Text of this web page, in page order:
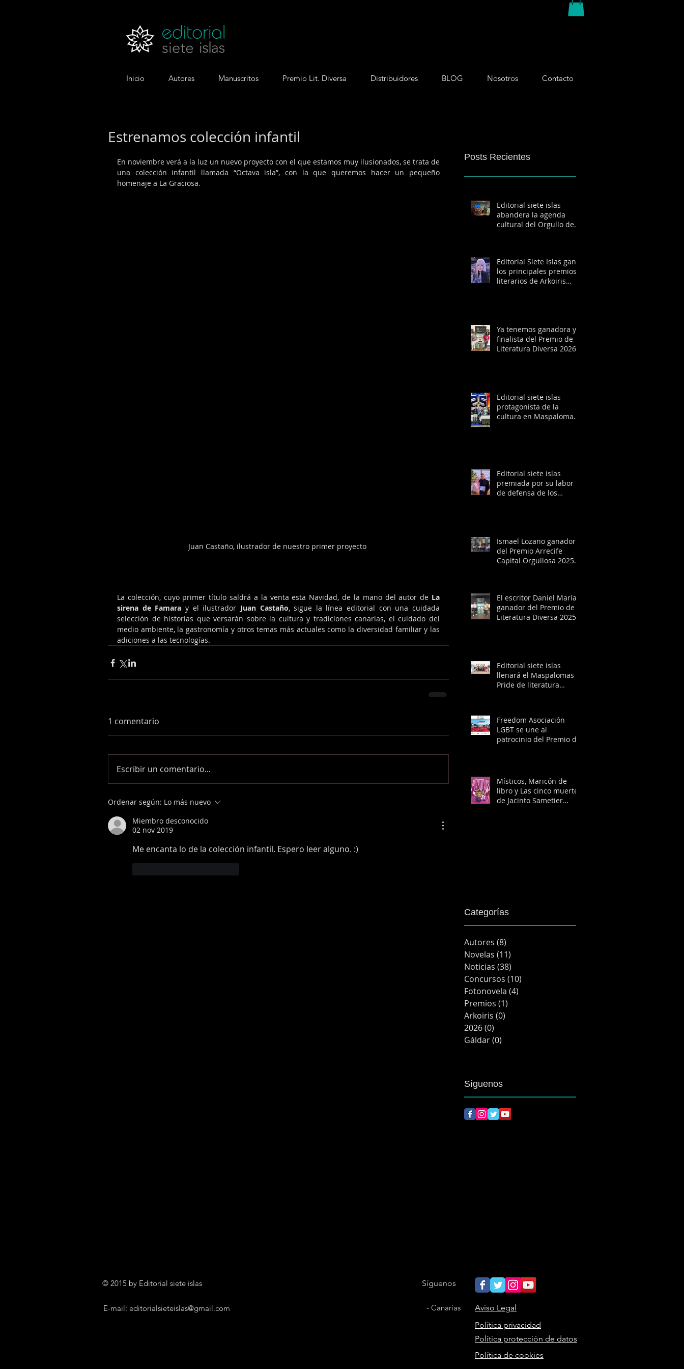
Inicio Autores Manuscritos Premio Lit. Diversa Distribuidores BLOG Nosotros Contacto
Estrenamos colección infantil
En noviembre verá a la luz un nuevo proyecto con el que estamos muy ilusionados, se trata de
una colección infantil llamada “Octava isla”, con la que queremos hacer un pequeño
homenaje a La Graciosa.
Juan Castaño, ilustrador de nuestro primer proyecto
La colección, cuyo primer título saldrá a la venta esta Navidad, de la mano del autor de La
sirena de Famara y el ilustrador Juan Castaño, sigue la línea editorial con una cuidada
selección de historias que versarán sobre la cultura y tradiciones canarias, el cuidado del
medio ambiente, la gastronomía y otros temas más actuales como la diversidad familiar y las
adiciones a las tecnologías.
1 comentario
Escribir un comentario...
Ordenar según: Lo más nuevo
Miembro desconocido
02 nov 2019
Me encanta lo de la colección infantil. Espero leer alguno. :)
Posts Recientes
Editorial siete islas
abandera la agenda
cultural del Orgullo de
Editorial Siete Islas gana
los principales premios
literarios de Arkoiris
Ya tenemos ganadora y
finalista del Premio de
Literatura Diversa 2026
Editorial siete islas
protagonista de la
cultura en Maspalomas
Editorial siete islas
premiada por su labor
de defensa de los
Ismael Lozano ganador
del Premio Arrecife
Capital Orgullosa 2025
El escritor Daniel María,
ganador del Premio de
Literatura Diversa 2025
Freedom
Editorial siete islas
llenará el Maspalomas
Pride de literatura
Freedom Asociación
LGBT se une al
patrocinio del Premio de
Místicos, Maricón de
libro y Las cinco muertes
de Jacinto Sametier
Categorías
Autores (8)
Novelas (11)
Noticias (38)
Concursos (10)
Fotonovela (4)
Premios (1)
Arkoiris (0)
2026(0)
Gáldar(0)
Síguenos
© 2015 by Editorial siete islas
E-mail: editorialsieteislas@gmail.com
Síguenos
- Canarias
Aviso Legal
Política privacidad
Política protección de datos
Política de cookies